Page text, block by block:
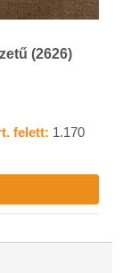
Juta zsákvászon laza szerkezetű (2626)
felett: 1.170